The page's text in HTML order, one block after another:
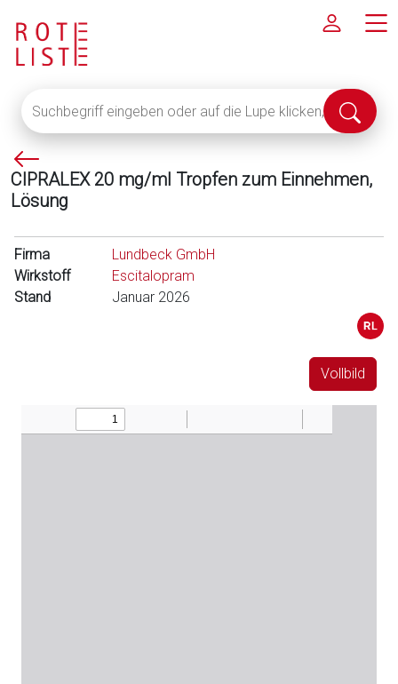
eingeben
oder
auf
die
Lupe
um
alle
Fachinformationen
Suche
P
f
e
l
l
i
n
CIPRALEX 20 mg/ml Tropfen zum Einnehmen,
Lösung
Firma
Lundbeck GmbH
Wirkstoff
Escitalopram
Stand
Januar 2026
Vollbild